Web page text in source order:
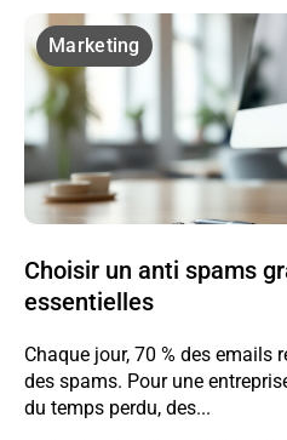
Marketing
Choisir un anti spams
essentielles
Chaque jour, 70 % des emails
des spams. Pour une
du temps perdu, des...